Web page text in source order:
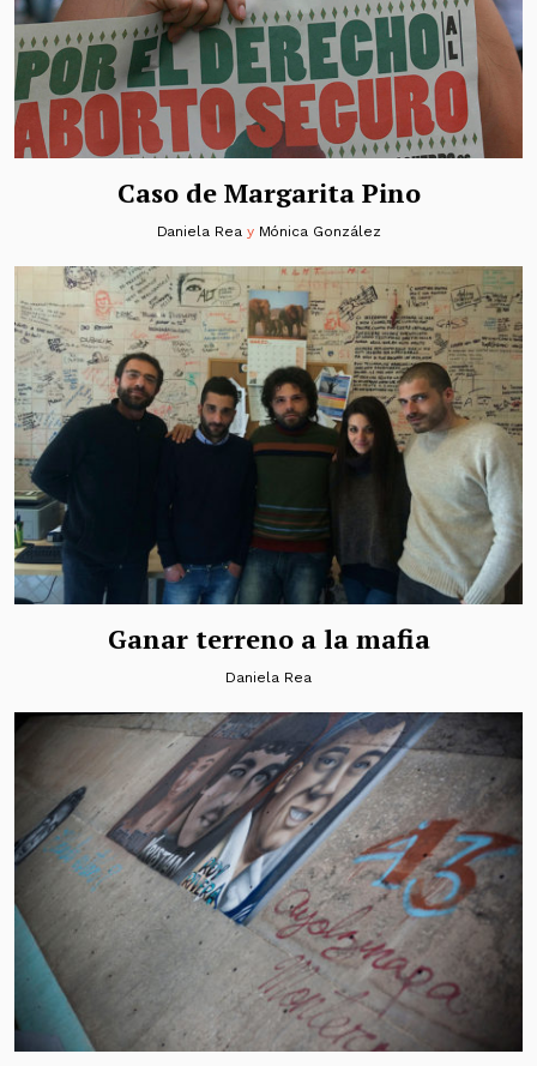
Caso de Margarita Pino
Daniela Reay Mónica González
Ganar terreno a la mafia
Daniela Rea